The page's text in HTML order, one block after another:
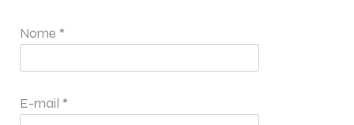
Nome *
E-mail *